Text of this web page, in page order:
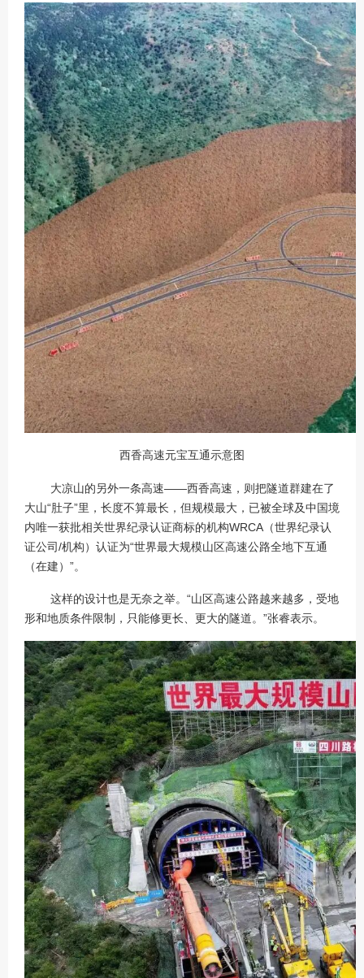
西香高速元宝互通示意图
大凉山的另外一条高速——西香高速，则把隧道群建在了
大山“肚子”里，长度不算最长，但规模最大，已被全球及中国境
内唯一获批相关世界纪录认证商标的机构WRCA（世界纪录认
证公司/机构）认证为“世界最大规模山区高速公路全地下互通
（在建）”。
这样的设计也是无奈之举。“山区高速公路越来越多，受地
形和地质条件限制，只能修更长、更大的隧道。”张睿表示。